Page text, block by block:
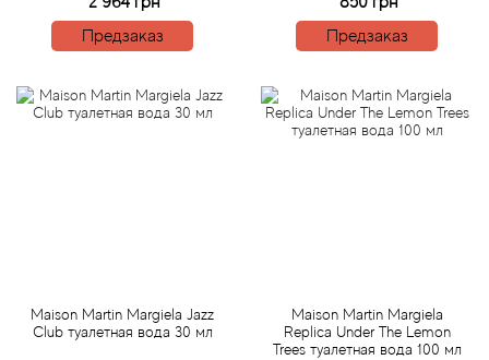
Предзаказ
Предзаказ
Maison Martin Margiela Jazz
Club туалетная вода 30 мл
Maison Martin Margiela
Replica Under The Lemon
Trees туалетная вода 100 мл
ArteOlfatto
Asgharali
Athena's